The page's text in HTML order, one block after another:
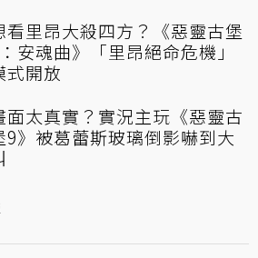
看里昂大殺四方？《惡靈古堡
安魂曲》「里昂絕命危機」
式開放
面太真實？實況主玩《惡靈古
9》被葛蕾斯玻璃倒影嚇到大